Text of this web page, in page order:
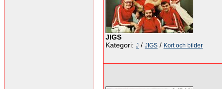
JIGS
Kategori: J / JIGS / Kort och bilder